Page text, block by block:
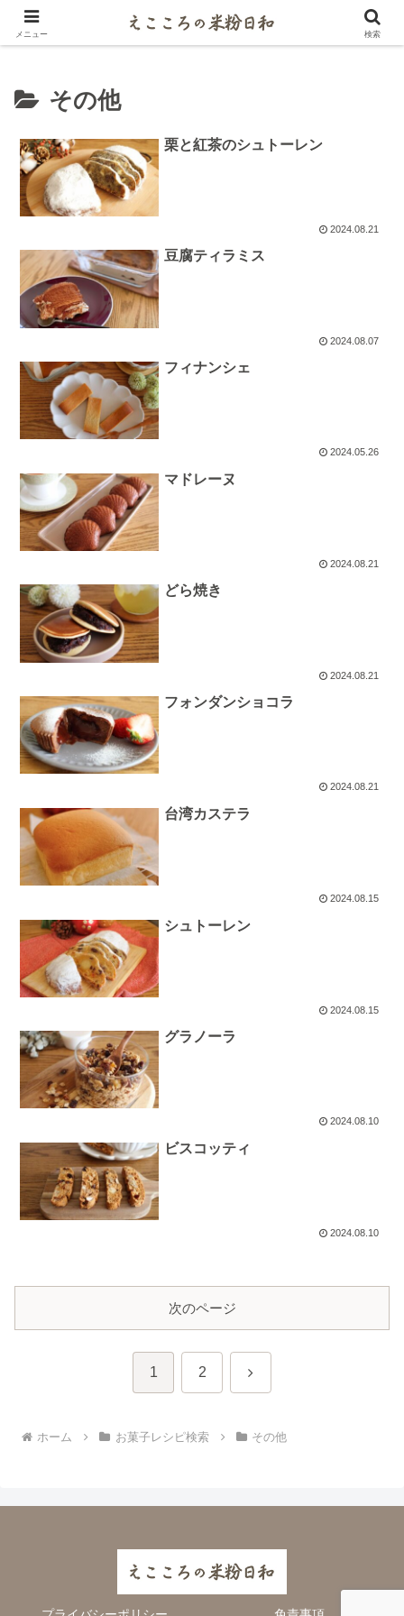
米粉マイスターがご紹介するパンとお菓子レシピ
その他
栗と紅茶のシュトーレン
2024.08.21
豆腐ティラミス
2024.08.07
フィナンシェ
2024.05.26
マドレーヌ
2024.08.21
どら焼き
2024.08.21
フォンダンショコラ
2024.08.21
台湾カステラ
2024.08.15
シュトーレン
2024.08.15
グラノーラ
2024.08.10
ビスコッティ
2024.08.10
次のページ
1 2 次
ホーム お菓子レシピ検索 その他
メニュー 検索